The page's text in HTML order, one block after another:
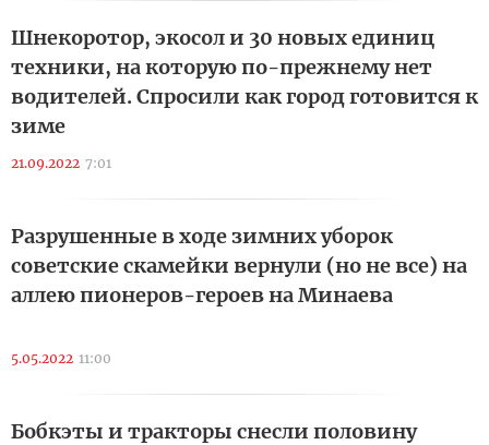
Шнекоротор, экосол и 30 новых единиц
техники, на которую по-прежнему нет
водителей. Спросили как город готовится к
зиме
21.09.2022 7:01
Разрушенные в ходе зимних уборок
советские скамейки вернули (но не все) на
аллею пионеров-героев на Минаева
5.05.2022 11:00
Бобкэты и тракторы снесли половину